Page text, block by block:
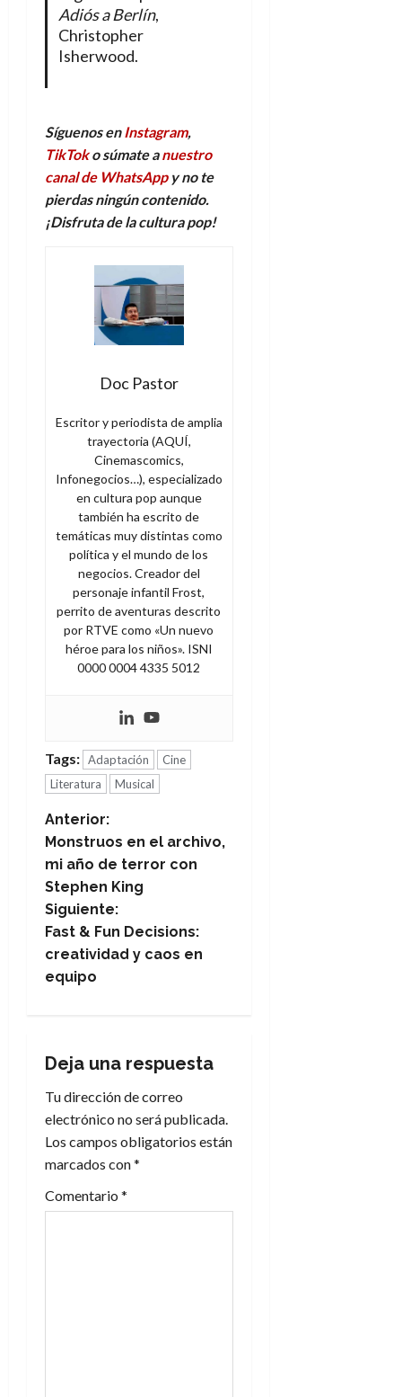
Adiós a Berlín,
Christopher
Isherwood.
Síguenos en Instagram,
TikToko súmate anuestro
canal de WhatsAppy no te
pierdas ningún contenido.
¡Disfruta de laculturapop!
Doc Pastor
Escritor y periodista de amplia
trayectoria (AQUÍ,
Cinemascomics,
Infonegocios…), especializado
en cultura pop aunque
también ha escrito de
temáticas muy distintas como
política y el mundo de los
negocios. Creador del
personaje infantil Frost,
perrito de aventuras descrito
por RTVE como «Un nuevo
héroe para los niños». ISNI
0000 0004 4335 5012
Tags: Adaptación
Cine
Literatura
Musical
N
a
v
e
g
c
i
ó
n
d
Anterior:
Monstruos en el archivo,
mi año de terror con
Stephen King
Siguiente:
Fast & Fun Decisions:
creatividad y caos en
equipo
Deja una respuesta
Tu dirección de correo
electrónico no será publicada.
Los campos obligatorios están
marcados con*
Comentario *